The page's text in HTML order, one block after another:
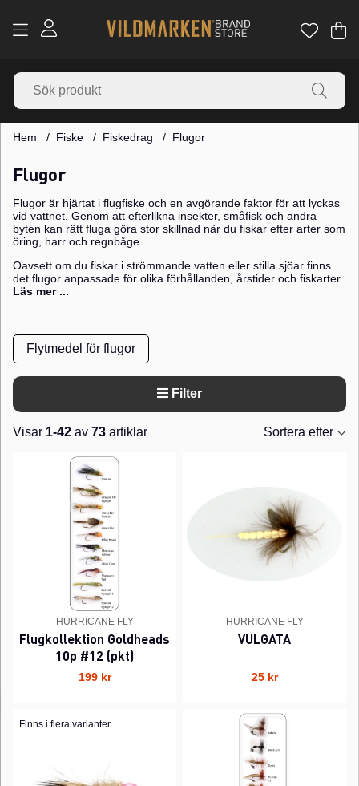
.
Hem Fiske Fiskedrag Flugor
Flugor
Flugor är hjärtat i flugfiske och en avgörande faktor för att lyckas
vid vattnet. Genom att efterlikna insekter, småfisk och andra
byten kan rätt fluga göra stor skillnad när du fiskar efter arter som
öring, harr och regnbåge.
Oavsett om du fiskar i strömmande vatten eller stilla sjöar finns
det flugor anpassade för olika förhållanden, årstider och fiskarter.
Läs mer ...
Flytmedel för flugor
Filter
Visar 1-42 av 73 artiklar
Sortera efter
HURRICANE FLY
Flugkollektion Goldheads
10p #12 (pkt)
199 kr
HURRICANE FLY
VULGATA
25 kr
Finns i flera varianter